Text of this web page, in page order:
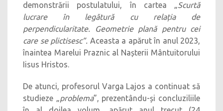
demonstrării postulatului, în cartea „Scurtă
lucrare în legătură cu relația de
perpendicularitate. Geometrie plană pentru cei
care se plictisesc”. Aceasta a apărut în anul 2023,
înaintea Marelui Praznic al Nașterii Mântuitorului
Iisus Hristos.
De atunci, profesorul Varga Lajos a continuat să
studieze „problema”, prezentându-și concluziliile